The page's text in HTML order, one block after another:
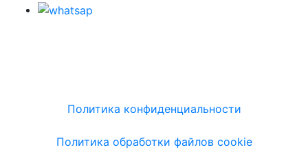
Политика конфиденциальности
Политика обработки файлов cookie